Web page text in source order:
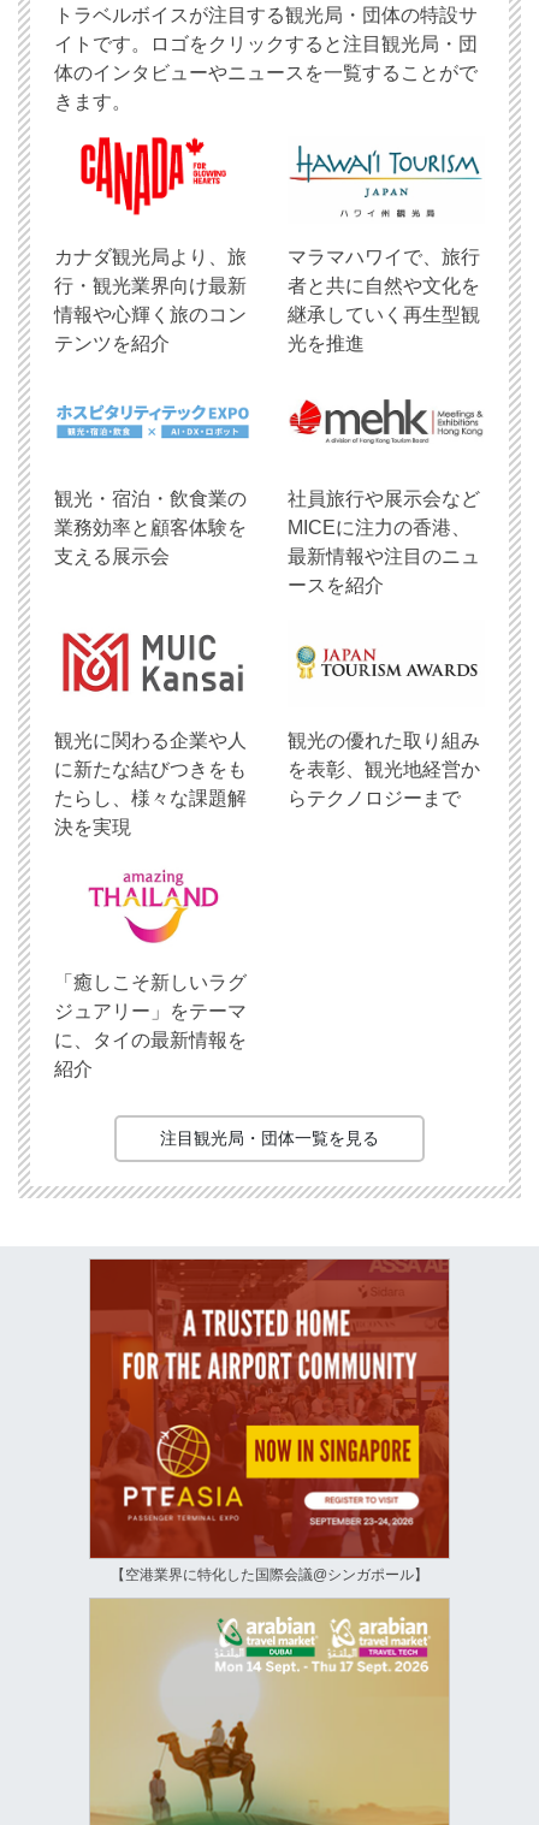
トラベルボイスが注目する観光局・団体の特設サ
イトです。ロゴをクリックすると注目観光局・団
体のインタビューやニュースを一覧することがで
きます。
​カナダ観光局より、旅
行・観光業界向け最新
情報や心輝く旅のコン
テンツを紹介
マラマハワイで、旅行
者と共に自然や文化を
継承していく再生型観
光を推進
観光・宿泊・飲食業の
業務効率と顧客体験を
支える展示会
社員旅行や展示会など
MICEに注力の香港、
最新情報や注目のニュ
ースを紹介
観光に関わる企業や人
に新たな結びつきをも
たらし、様々な課題解
決を実現
観光の優れた取り組み
を表彰、観光地経営か
らテクノロジーまで
「癒しこそ新しいラグ
ジュアリー」をテーマ
に、タイの最新情報を
紹介
注目観光局・団体一覧を見る
【空港業界に特化した国際会議@シンガポール】